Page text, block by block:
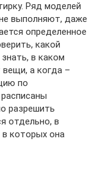
Ряд моделей
выполняют, даже
определенное
какой
в каком
а когда –
по
разрешить
отдельно, в
которых она